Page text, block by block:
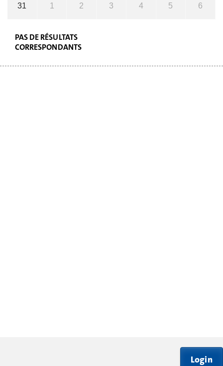
31 1 2 3 4 5 6
PAS DE RÉSULTATS
CORRESPONDANTS
Login